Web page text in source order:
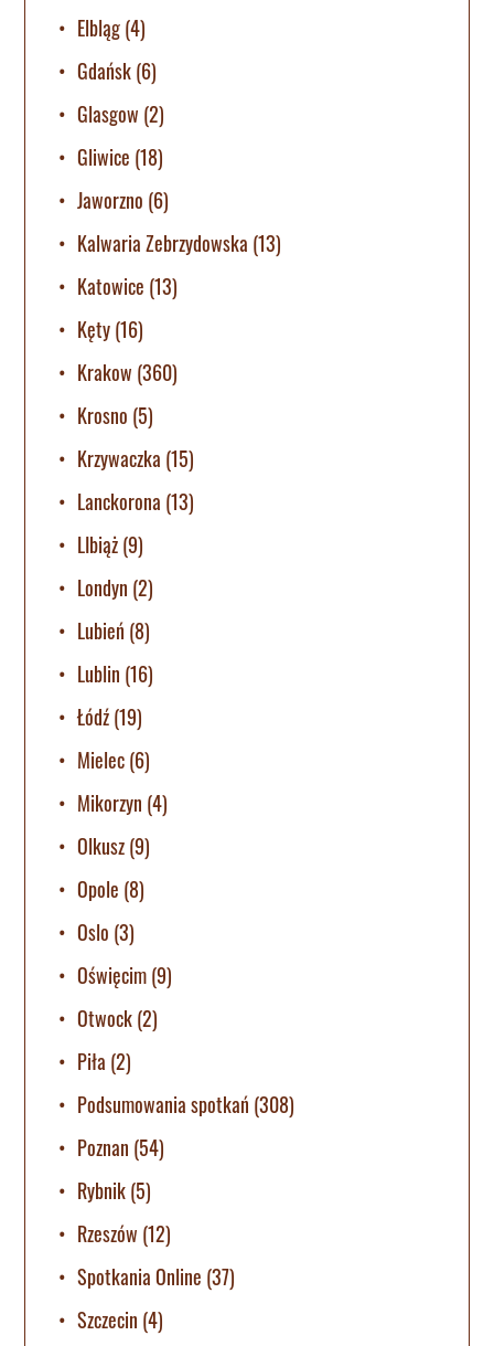
Elbląg(4)
Gdańsk(6)
Glasgow (2)
Gliwice (18)
Jaworzno (6)
Kalwaria Zebrzydowska (13)
Katowice (13)
Kęty(16)
Krakow (360)
Krosno (5)
Krzywaczka (15)
Lanckorona (13)
LIbiąż(9)
Londyn (2)
Lubień (8)
Lublin (16)
Łódź(19)
Mielec(6)
Mikorzyn (4)
Olkusz(9)
Opole (8)
Oslo (3)
Oświęcim(9)
Otwock(2)
Piła (2)
Podsumowania spotkań (308)
Poznan (54)
Rybnik(5)
Rzeszów (12)
Spotkania Online (37)
Szczecin (4)